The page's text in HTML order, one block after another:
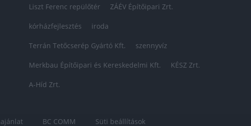
Liszt Ferenc repülőtér ZÁÉV Építőipari Zrt.
kórházfejlesztés iroda
Terrán Tetőcserép Gyártó Kft. szennyvíz
Merkbau Építőipari és Kereskedelmi Kft. KÉSZ Zrt.
A-Híd Zrt.
BC COMM Süti beállítások